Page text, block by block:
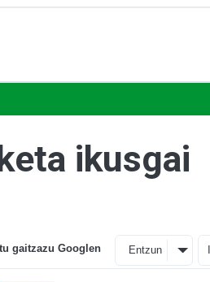
ikusgai
gaitzazu Googlen Entzun